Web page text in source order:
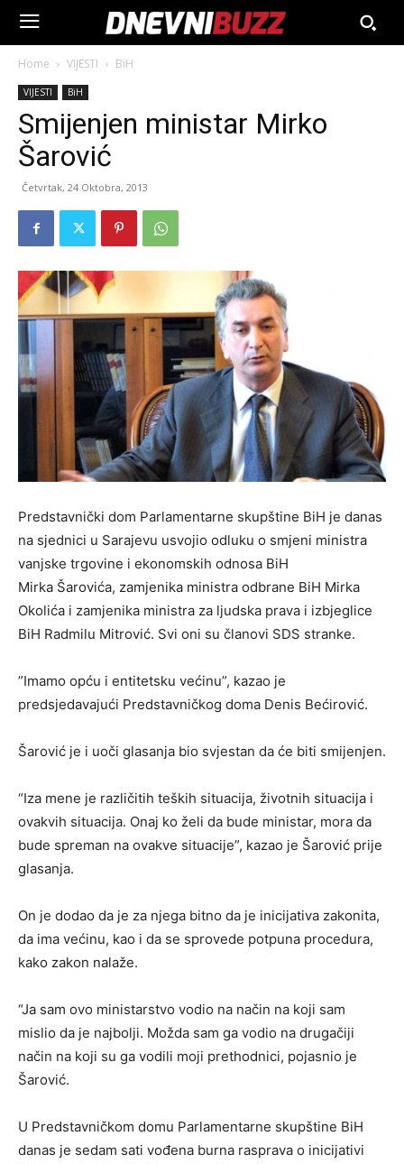
Home VIJESTI BiH
VIJESTI BiH
Smijenjen ministar Mirko
Šarović
Četvrtak, 24 Oktobra, 2013
Predstavnički dom Parlamentarne skupštine BiH je danas
na sjednici u Sarajevu usvojio odluku o smjeni ministra
vanjske trgovine i ekonomskih odnosa BiH
Mirka Šarovića, zamjenika ministra odbrane BiH Mirka
Okolića i zamjenika ministra za ljudska prava i izbjeglice
BiH Radmilu Mitrović. Svi oni su članovi SDS stranke.
”Imamo opću i entitetsku većinu”, kazao je
predsjedavajući Predstavničkog doma Denis Bećirović.
Šarović je i uoči glasanja bio svjestan da će biti smijenjen.
“Iza mene je različitih teških situacija, životnih situacija i
ovakvih situacija. Onaj ko želi da bude ministar, mora da
bude spreman na ovakve situacije”, kazao je Šarović prije
glasanja.
On je dodao da je za njega bitno da je inicijativa zakonita,
da ima većinu, kao i da se sprovede potpuna procedura,
kako zakon nalaže.
“Ja sam ovo ministarstvo vodio na način na koji sam
mislio da je najbolji. Možda sam ga vodio na drugačiji
način na koji su ga vodili moji prethodnici, pojasnio je
Šarović.
U Predstavničkom domu Parlamentarne skupštine BiH
danas je sedam sati vođena burna rasprava o inicijativi